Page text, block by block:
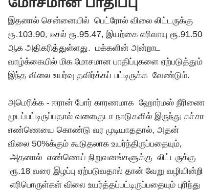
மோசமான பாதிப்பு
இதனால் சென்னையில் பெட்ரோல் விலை லிட்டருக்கு
ரூ.103.90, டீசல் ரூ.95.47, இயற்கை எரிவாயு ரூ.91.50
ஆக அதிகரித்துள்ளது. மக்களின் அன்றாட
வாழ்க்கையில் மிக மோசமான பாதிப்புகளை ஏற்படுத்தும்
இந்த விலை உயர்வு தவிர்க்கப் பட்டிருக்க வேண்டும்.
அமெரிக்க - ஈரான் போர் காரணமாக ஹோர்மஸ் நீரிணை
மூடப்பட்டிருப்பதால் வளைகுடா நாடுகளில் இருந்து கச்சா
எண்ணெயை கொண்டு வர முடியாததால், அதன்
விலை 50%க்கும் கூடுதலாக உயர்ந்திருப்பதையும்,
அதனால் எண்ணெய் நிறுவனங்களுக்கு லிட்டருக்கு
ரூ.18 வரை இழப்பு ஏற்படுவதால் தான் வேறு வழியின்றி
எரிபொருள்கள் விலை உயர்த்தப்பட்டிருப்பதையும் புரிந்து